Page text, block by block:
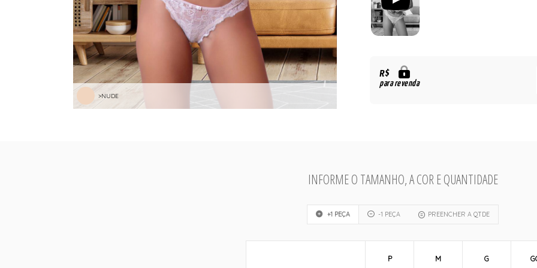
>NUDE
R$
para revenda
INFORME O TAMANHO, A COR E QUANTIDADE
+1 PEÇA -1 PEÇA PREENCHER A QTDE
P M G